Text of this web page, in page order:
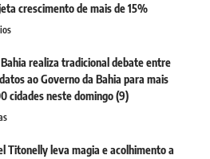
crescimento de mais de 15%
realiza tradicional debate entre
ao Governo da Bahia para mais
cidades neste domingo (9)
Titonelly leva magia e acolhimento a